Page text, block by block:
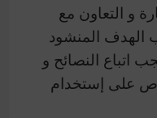
و التعاون مع
المنشود
اتباع النصائح و
على إستخدام